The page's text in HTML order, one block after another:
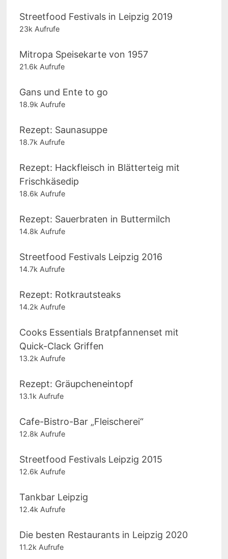
Streetfood Festivals in Leipzig 2019
23k Aufrufe
Mitropa Speisekarte von 1957
21.6k Aufrufe
Gans und Ente to go
18.9k Aufrufe
Rezept: Saunasuppe
18.7k Aufrufe
Rezept: Hackfleisch in Blätterteig mit
Frischkäsedip
18.6k Aufrufe
Rezept: Sauerbraten in Buttermilch
14.8k Aufrufe
Streetfood Festivals Leipzig 2016
14.7k Aufrufe
Rezept: Rotkrautsteaks
14.2k Aufrufe
Cooks Essentials Bratpfannenset mit
Quick-Clack Griffen
13.2k Aufrufe
Rezept: Gräupcheneintopf
13.1k Aufrufe
Cafe-Bistro-Bar „Fleischerei“
12.8k Aufrufe
Streetfood Festivals Leipzig 2015
12.6k Aufrufe
Tankbar Leipzig
12.4k Aufrufe
Die besten Restaurants in Leipzig 2020
11.2k Aufrufe